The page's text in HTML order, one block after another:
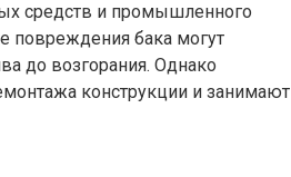
средств и промышленного
повреждения бака могут
до возгорания. Однако
конструкции и занимают